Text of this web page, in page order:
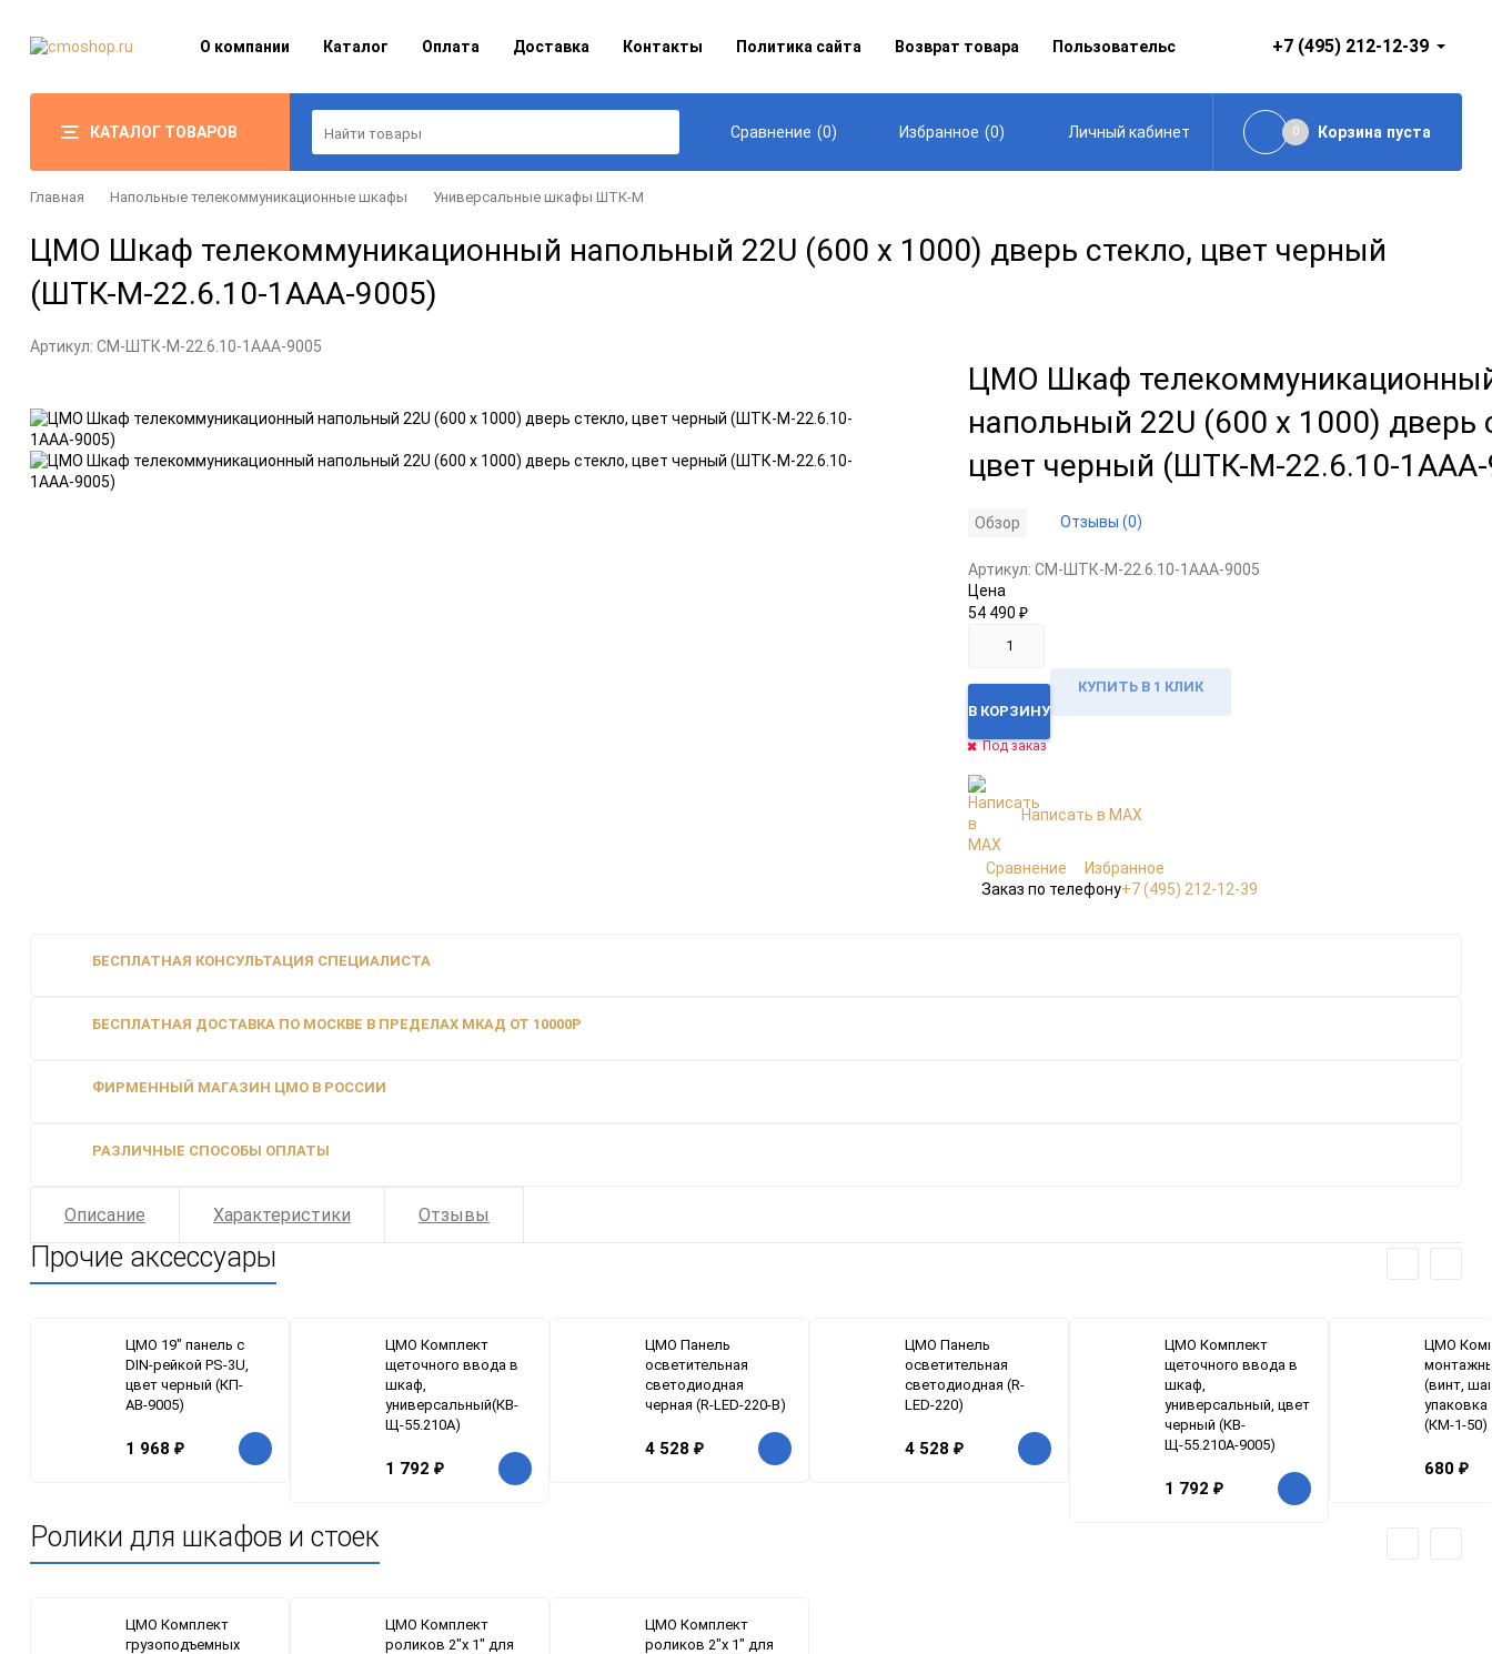
О компании Каталог Оплата Доставка Контакты Политика сайта Возврат товара Пользовательское соглашение+7 (495) 212-12-39
КАТАЛОГ ТОВАРОВ Сравнение (0) Избранное (0) Личный кабинет 0 Корзина пуста
Главная Напольные телекоммуникационные шкафы Универсальные шкафы ШТК-М
ЦМО Шкаф телекоммуникационный напольный 22U (600 х 1000) дверь стекло, цвет черный
(ШТК-М-22.6.10-1ААА-9005)
Артикул: CM-ШТК-М-22.6.10-1ААА-9005
ЦМО Шкаф
напольный 22U (600 х 1000) дверь
цвет черный (ШТК-М-22.6.10-
Обзор Отзывы (0)
Артикул: CM-ШТК-М-22.6.10-1ААА-9005
Цена
54 490 ₽
В КОРЗИНУ
КУПИТЬ В 1 КЛИК
Под заказ
Написать в MAX
Сравнение
Избранное
Заказ по телефону+7 (495) 212-12-39
БЕСПЛАТНАЯ КОНСУЛЬТАЦИЯ СПЕЦИАЛИСТА
БЕСПЛАТНАЯ ДОСТАВКА ПО МОСКВЕ В ПРЕДЕЛАХ МКАД ОТ 10000Р
ФИРМЕННЫЙ МАГАЗИН ЦМО В РОССИИ
РАЗЛИЧНЫЕ СПОСОБЫ ОПЛАТЫ
Описание Характеристики Отзывы
Прочие аксессуары
ЦМО 19" панель с
DIN-рейкой PS-3U,
цвет черный (КП-
АВ-9005)
1 968 ₽
ЦМО Комплект
щеточного ввода в
шкаф,
универсальный(КВ-
Щ-55.210А)
1 792 ₽
ЦМО Панель
осветительная
светодиодная
черная (R-LED-220-B)
4 528 ₽
ЦМО Панель
осветительная
светодиодная (R-
LED-220)
4 528 ₽
ЦМО Комплект
щеточного ввода в
шкаф,
универсальный, цвет
черный (КВ-
Щ-55.210А-9005)
1 792 ₽
ЦМО
(винт,
(КМ-1-50)
680 ₽
Ролики для шкафов и стоек
ЦМО Комплект
грузоподъемных
ЦМО Комплект
роликов 2"x 1" для
ЦМО Комплект
роликов 2"x 1" для